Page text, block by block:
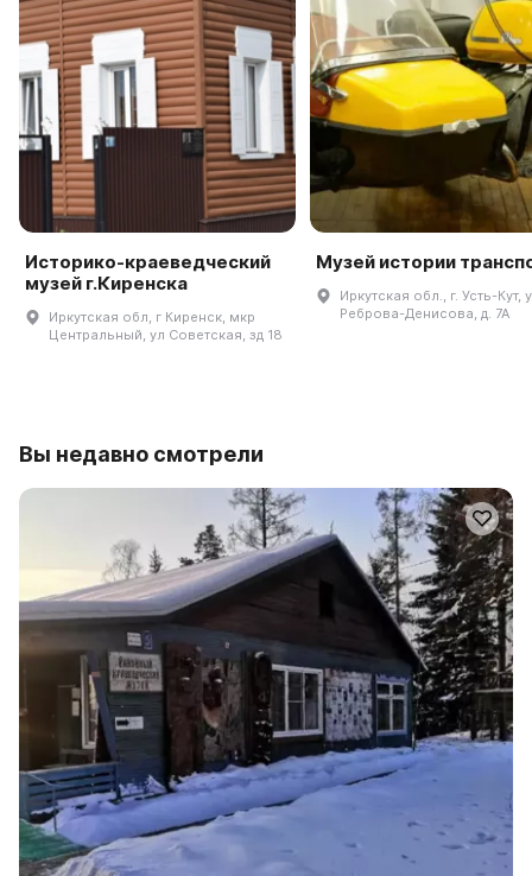
Историко-краеведческий
музей г.Киренска
Иркутская обл, г Киренск, мкр
Центральный, ул Советская, зд 18
Музей истории
Иркутская обл., г. Усть-Кут,
Реброва-Денисова, д. 7А
Вы недавно смотрели